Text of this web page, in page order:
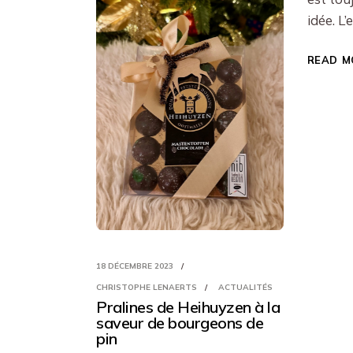
18 DÉCEMBRE 2023
CHRISTOPHE LENAERTS ACTUALITÉS
Pralines de Heihuyzen à la
saveur de bourgeons de
pin
idée.
READ